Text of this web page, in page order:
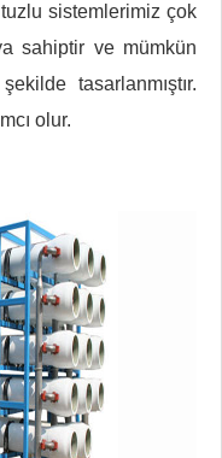
sistemlerimiz çok
sahiptir ve mümkün
tasarlanmıştır.
olur.